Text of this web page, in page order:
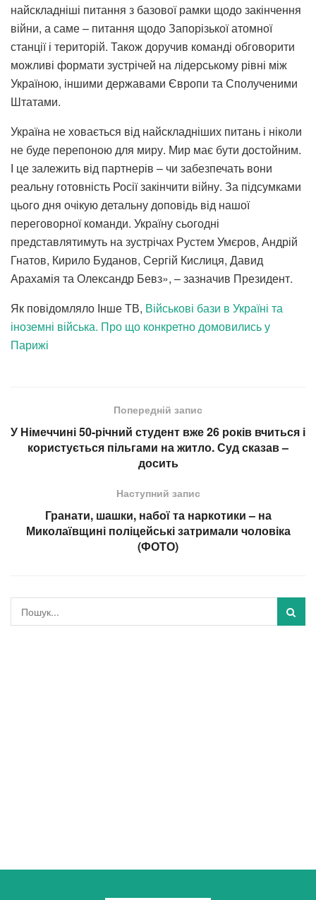
найскладніші питання з базової рамки щодо закінчення
війни, а саме – питання щодо Запорізької атомної
станції і територій. Також доручив команді обговорити
можливі формати зустрічей на лідерському рівні між
Україною, іншими державами Європи та Сполученими
Штатами.
Україна не ховається від найскладніших питань і ніколи
не буде перепоною для миру. Мир має бути достойним.
І це залежить від партнерів – чи забезпечать вони
реальну готовність Росії закінчити війну. За підсумками
цього дня очікую детальну доповідь від нашої
переговорної команди. Україну сьогодні
представлятимуть на зустрічах Рустем Умєров, Андрій
Гнатов, Кирило Буданов, Сергій Кислиця, Давид
Арахамія та Олександр Бевз», – зазначив Президент.
Як повідомляло Інше ТВ, Військові бази в Україні та
іноземні війська. Про що конкретно домовились у
Парижі
Попередній запис
У Німеччині 50-річний студент вже 26 років вчиться і
користується пільгами на житло. Суд сказав –
досить
Наступний запис
Гранати, шашки, набої та наркотики – на
Миколаївщині поліцейські затримали чоловіка
(ФОТО)